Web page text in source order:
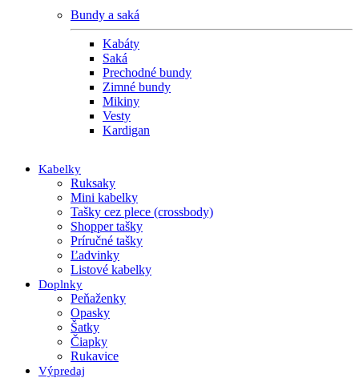
Bundy a saká
Kabáty
Saká
Prechodné bundy
Zimné bundy
Mikiny
Vesty
Kardigan
Kabelky
Ruksaky
Mini kabelky
Tašky cez plece (crossbody)
Shopper tašky
Príručné tašky
Ľadvinky
Listové kabelky
Doplnky
Peňaženky
Opasky
Šatky
Čiapky
Rukavice
Výpredaj